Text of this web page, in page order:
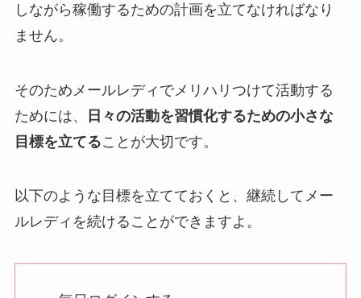
しながら稼働するための計画を立てなければなり
ません。
そのためメールレディでメリハリつけて活動する
ためには、
日々の活動を習慣化するための小さな
目標を立てることが大切です。
以下のような目標を立てておくと、継続してメー
ルレディを続けることができますよ。